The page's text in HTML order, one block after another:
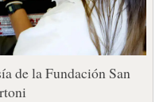
de la Fundación San